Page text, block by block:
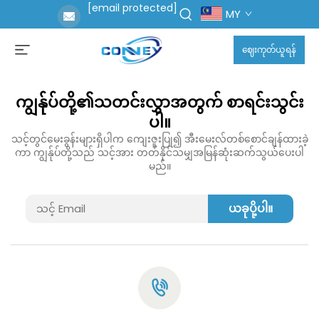
[email protected] MY
ဈေးကုတ်ယူရန်
ကျွန်ုပ်တို့၏သတင်းလွှာအတွက် စာရင်းသွင်း
ပါ။
သင့်တွင်မေးခွန်းများရှိပါက ကျေးဇူးပြု၍ အီးမေးလ်တစ်စောင်ချန်ထားခဲ့
ကာ ကျွန်ုပ်တို့သည် သင့်အား တတ်နိုင်သမျှအမြန်ဆုံးဆက်သွယ်ပေးပါ
မည်။
ယခုပို့ပါ။